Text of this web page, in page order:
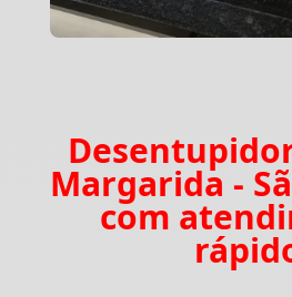
Margarida -
com